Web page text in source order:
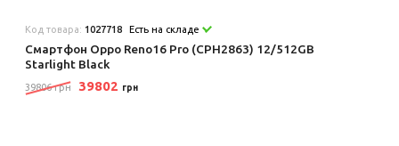
Код товара: 1027718 Есть на складе
Смартфон Oppo Reno16 Pro (CPH2863) 12/512GB
Starlight Black
39806 грн 39802 грн